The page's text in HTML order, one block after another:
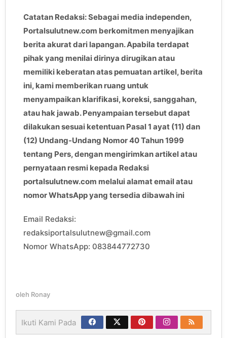
Catatan Redaksi: Sebagai media independen,
Portalsulutnew.com berkomitmen menyajikan
berita akurat dari lapangan. Apabila terdapat
pihak yang menilai dirinya dirugikan atau
memiliki keberatan atas pemuatan artikel, berita
ini, kami memberikan ruang untuk
menyampaikan klarifikasi, koreksi, sanggahan,
atau hak jawab. Penyampaian tersebut dapat
dilakukan sesuai ketentuan Pasal 1 ayat (11) dan
(12) Undang-Undang Nomor 40 Tahun 1999
tentang Pers, dengan mengirimkan artikel atau
pernyataan resmi kepada Redaksi
portalsulutnew.com melalui alamat email atau
nomor WhatsApp yang tersedia dibawah ini
Email Redaksi:
redaksiportalsulutnew@gmail.com
Nomor WhatsApp: 083844772730
oleh Ronay
Ikuti Kami Pada